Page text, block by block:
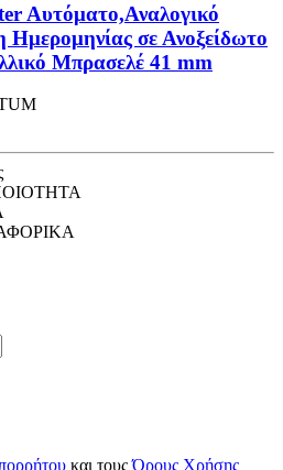
Aυτόματο,Αναλογικό
Ημερομηνίας σε Ανοξείδωτο
Μπρασελέ 41 mm
και τουςΌρους Χρήσης